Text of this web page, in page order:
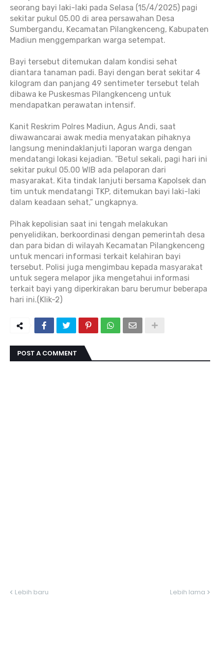
seorang bayi laki-laki pada Selasa (15/4/2025) pagi
sekitar pukul 05.00 di area persawahan Desa
Sumbergandu, Kecamatan Pilangkenceng, Kabupaten
Madiun menggemparkan warga setempat.
Bayi tersebut ditemukan dalam kondisi sehat
diantara tanaman padi. Bayi dengan berat sekitar 4
kilogram dan panjang 49 sentimeter tersebut telah
dibawa ke Puskesmas Pilangkenceng untuk
mendapatkan perawatan intensif.
Kanit Reskrim Polres Madiun, Agus Andi, saat
diwawancarai awak media menyatakan pihaknya
langsung menindaklanjuti laporan warga dengan
mendatangi lokasi kejadian. “Betul sekali, pagi hari ini
sekitar pukul 05.00 WIB ada pelaporan dari
masyarakat. Kita tindak lanjuti bersama Kapolsek dan
tim untuk mendatangi TKP, ditemukan bayi laki-laki
dalam keadaan sehat,” ungkapnya.
Pihak kepolisian saat ini tengah melakukan
penyelidikan, berkoordinasi dengan pemerintah desa
dan para bidan di wilayah Kecamatan Pilangkenceng
untuk mencari informasi terkait kelahiran bayi
tersebut. Polisi juga mengimbau kepada masyarakat
untuk segera melapor jika mengetahui informasi
terkait bayi yang diperkirakan baru berumur beberapa
hari ini.(Klik-2)
POST A COMMENT
Lebih baru Lebih lama